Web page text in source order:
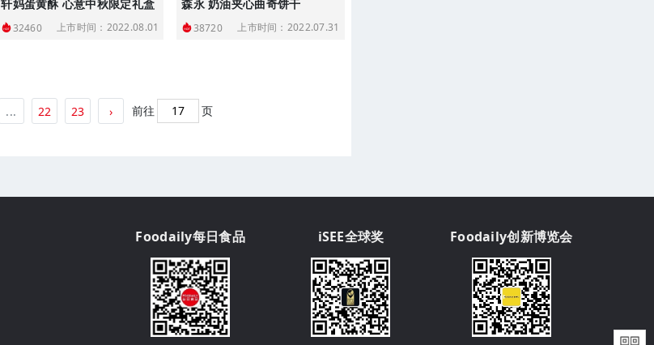
轩妈蛋黄酥 心意中秋限定礼盒
32460 上市时间：2022.08.01
森永 奶油夹心曲奇饼干
38720 上市时间：2022.07.31
... 22 23 › 前往 页
Foodaily每日食品 iSEE全球奖 Foodaily创新博览会